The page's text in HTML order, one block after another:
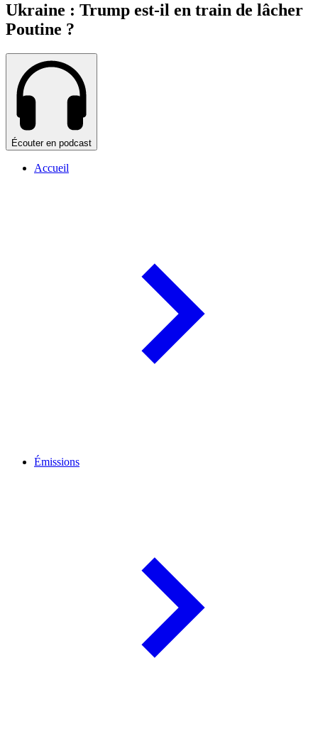
Ukraine : Trump est-il en train de lâcher
Poutine ?
Écouter en podcast
Accueil
Émissions